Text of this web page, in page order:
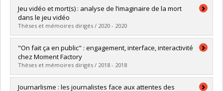
Graduate :Choukah, Sarah
Cycle :Doctoral
Grade :Ph. D.
Lien vers le document dans Papyrus
Jeu vidéo et mort(s) : analyse de l’imaginaire de la mort
dans le jeu vidéo
Thèses et mémoires dirigés / 2020 - 2020
Graduate :Lavier, Quentin
Cycle :Master's
Grade :M. Sc.
Lien vers le document dans Papyrus
"On fait ça en public" : engagement, interface, interactivité
chez Moment Factory
Thèses et mémoires dirigés / 2018 - 2018
Graduate :Desrochers Ayotte, Alexandre
Journarlisme : les journalistes face aux attentes des